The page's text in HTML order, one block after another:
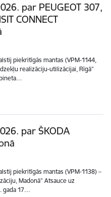
par PEUGEOT 307,
CONNECT
piekritīgās mantas (VPM-1144,
realizāciju-utilizācijai, Rīgā”
par ŠKODA
piekritīgās mantas (VPM-1138) –
Madonā” Atsauce uz
gada 17…